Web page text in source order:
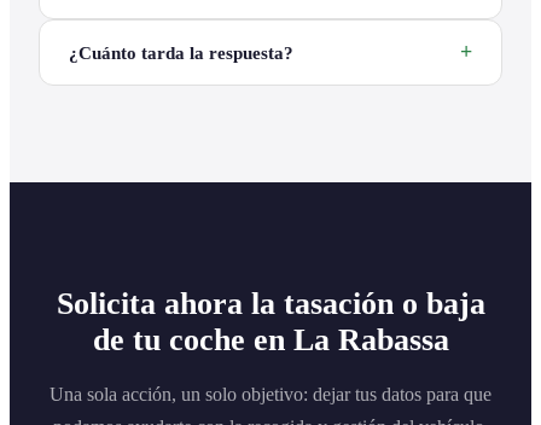
¿Cuánto tarda la respuesta?
Solicita ahora la tasación o baja
de tu coche en La Rabassa
Una sola acción, un solo objetivo: dejar tus datos para que